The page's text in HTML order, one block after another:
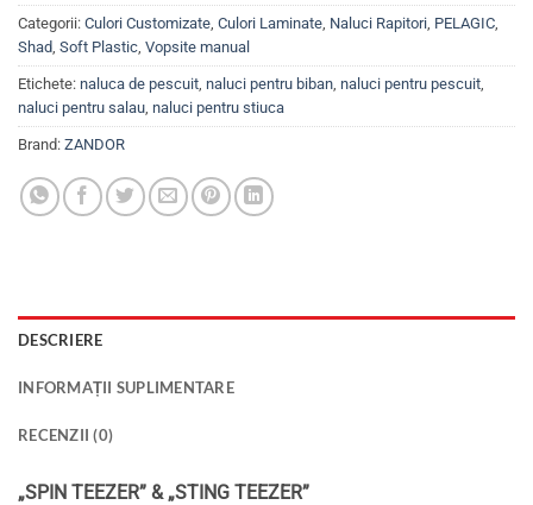
Categorii: Culori Customizate Culori Laminate Naluci Rapitori PELAGIC
Shad Soft Plastic Vopsite manual
Etichete: naluca de pescuit naluci pentru biban naluci pentru pescuit
naluci pentru salau naluci pentru stiuca
Brand: ZANDOR
DESCRIERE
INFORMAȚII SUPLIMENTARE
RECENZII (0)
„SPIN TEEZER” & „STING TEEZER”